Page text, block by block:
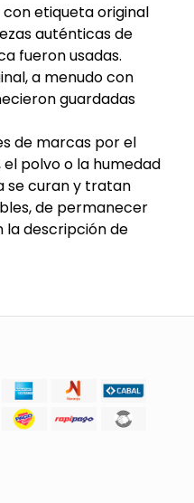
etiqueta original
auténticas de
fueron usadas.
a menudo con
guardadas
de marcas por el
polvo o la humedad
se curan y tratan
de permanecer
la descripción de